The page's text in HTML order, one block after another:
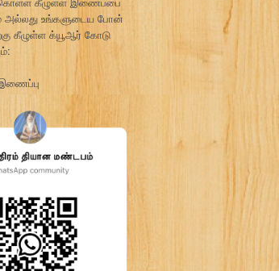
அல்லது உங்களுடைய போன்
கீழுள்ள க்யூஆர் கோடு